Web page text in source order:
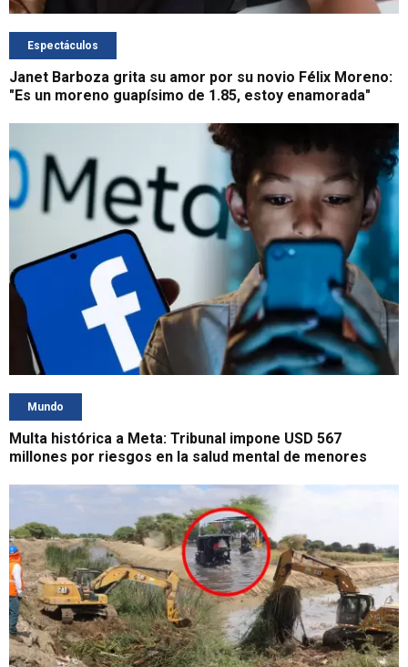
Espectáculos
Janet Barboza grita su amor por su novio Félix Moreno:
"Es un moreno guapísimo de 1.85, estoy enamorada"
Mundo
Multa histórica a Meta: Tribunal impone USD 567
millones por riesgos en la salud mental de menores